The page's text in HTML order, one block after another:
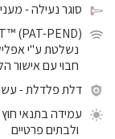
סוגר נעילה-
(PAT-PEND)
נשלטת ע"י
חבוי עם אישור
דלת פלדלת-
עמידה בתנאי חוץ
ולבתים פרטיים